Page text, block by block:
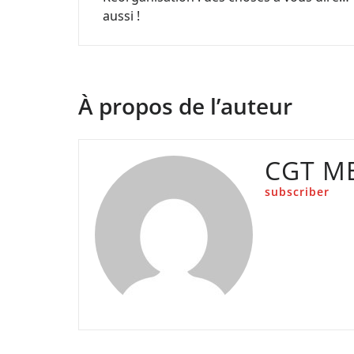
aussi !
À propos de l’auteur
CGT
subscriber